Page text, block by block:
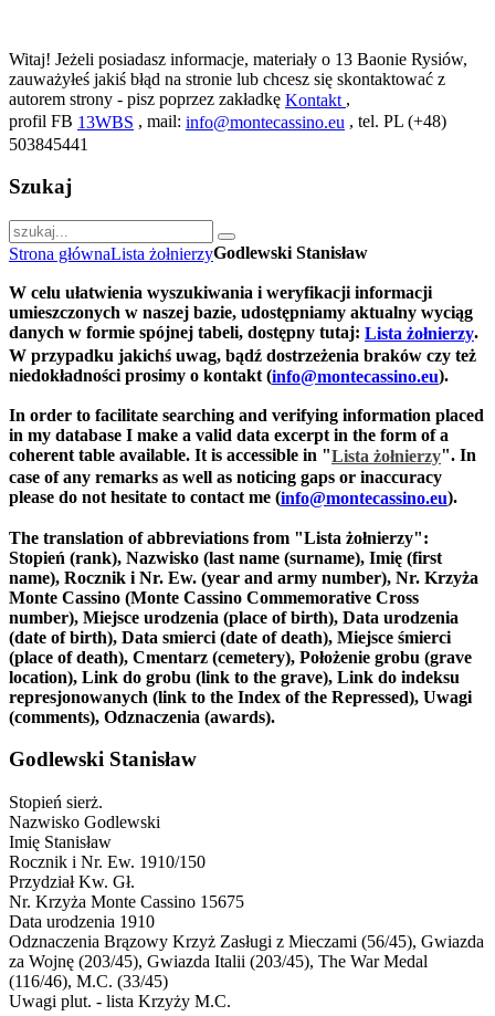
Witaj! Jeżeli posiadasz informacje, materiały o 13 Baonie Rysiów,
zauważyłeś jakiś błąd na stronie lub chcesz się skontaktować z
autorem strony - pisz poprzez zakładkę Kontakt ,
profil FB 13WBS , mail: info@montecassino.eu , tel. PL (+48)
503845441
Szukaj
Strona głównaLista żołnierzyGodlewski Stanisław
W celu ułatwienia wyszukiwania i weryfikacji informacji
umieszczonych w naszej bazie, udostępniamy aktualny wyciąg
danych w formie spójnej tabeli, dostępny tutaj: Lista żołnierzy.
W przypadku jakichś uwag, bądź dostrzeżenia braków czy też
niedokładności prosimy o kontakt (info@montecassino.eu).
In order to facilitate searching and verifying information placed
in my database I make a valid data excerpt in the form of a
coherent table available. It is accessible in "Lista żołnierzy". In
case of any remarks as well as noticing gaps or inaccuracy
please do not hesitate to contact me (info@montecassino.eu).
The translation of abbreviations from "Lista żołnierzy":
Stopień (rank), Nazwisko (last name (surname), Imię (first
name), Rocznik i Nr. Ew. (year and army number), Nr. Krzyża
Monte Cassino (Monte Cassino Commemorative Cross
number), Miejsce urodzenia (place of birth), Data urodzenia
(date of birth), Data smierci (date of death), Miejsce śmierci
(place of death), Cmentarz (cemetery), Położenie grobu (grave
location), Link do grobu (link to the grave), Link do indeksu
represjonowanych (link to the Index of the Repressed), Uwagi
(comments), Odznaczenia (awards).
Godlewski Stanisław
Stopień sierż.
Nazwisko Godlewski
Imię Stanisław
Rocznik i Nr. Ew. 1910/150
Przydział Kw. Gł.
Nr. Krzyża Monte Cassino 15675
Data urodzenia 1910
Odznaczenia Brązowy Krzyż Zasługi z Mieczami (56/45), Gwiazda
za Wojnę (203/45), Gwiazda Italii (203/45), The War Medal
(116/46), M.C. (33/45)
Uwagi plut. - lista Krzyży M.C.